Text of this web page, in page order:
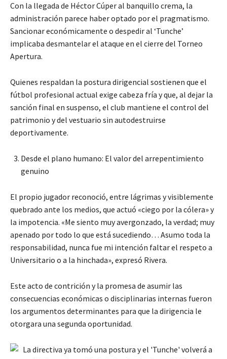
Con la llegada de Héctor Cúper al banquillo crema, la
administración parece haber optado por el pragmatismo.
Sancionar económicamente o despedir al ‘Tunche’
implicaba desmantelar el ataque en el cierre del Torneo
Apertura.
Quienes respaldan la postura dirigencial sostienen que el
fútbol profesional actual exige cabeza fría y que, al dejar la
sanción final en suspenso, el club mantiene el control del
patrimonio y del vestuario sin autodestruirse
deportivamente.
Desde el plano humano: El valor del arrepentimiento
genuino
El propio jugador reconoció, entre lágrimas y visiblemente
quebrado ante los medios, que actuó «ciego por la cólera» y
la impotencia. «Me siento muy avergonzado, la verdad; muy
apenado por todo lo que está sucediendo… Asumo toda la
responsabilidad, nunca fue mi intención faltar el respeto a
Universitario o a la hinchada», expresó Rivera.
Este acto de contrición y la promesa de asumir las
consecuencias económicas o disciplinarias internas fueron
los argumentos determinantes para que la dirigencia le
otorgara una segunda oportunidad.